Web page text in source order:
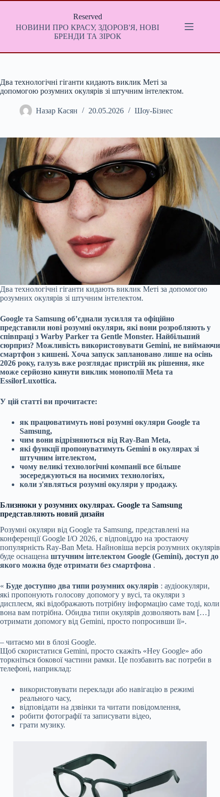
Перейти
Reserved
НОВИНИ ПРО КРАСУ, ЗДОРОВ'Я, НОВІ
БРЕНДИ ТА ЗІРОК
Два технологічні гіганти кидають виклик Меті за
допомогою розумних окулярів зі штучним інтелектом.
Назар Касян 20.05.2026 Шоу-Бізнес
Два технологічні гіганти кидають виклик Меті за допомогою
розумних окулярів зі штучним інтелектом.
Google та Samsung об’єднали зусилля та офіційно
представили нові розумні окуляри, які вони розробляють у
співпраці з Warby Parker та Gentle Monster. Найбільший
сюрприз? Можливість використовувати Gemini, не виймаючи
смартфон з кишені. Хоча запуск заплановано лише на осінь
2026 року, галузь вже розглядає пристрій як рішення, яке
може серйозно кинути виклик монополії Meta та
EssilorLuxottica.
У цій статті ви прочитаєте:
як працюватимуть нові розумні окуляри Google та
Samsung,
чим вони відрізняються від Ray-Ban Meta,
які функції пропонуватимуть Gemini в окулярах зі
штучним інтелектом,
чому великі технологічні компанії все більше
зосереджуються на носимих технологіях,
коли з'являться розумні окуляри у продажу.
Близнюки у розумних окулярах. Google та Samsung
представляють новий дизайн
Розумні окуляри від Google та Samsung, представлені на
конференції Google I/O 2026, є відповіддю на зростаючу
популярність Ray-Ban Meta. Найновіша версія розумних окулярів
буде оснащена штучним інтелектом Google (Gemini), доступ до
якого можна буде отримати без смартфона .
« Буде доступно два типи розумних окулярів : аудіоокуляри,
які пропонують голосову допомогу у вусі, та окуляри з
дисплеєм, які відображають потрібну інформацію саме тоді, коли
вона вам потрібна. Обидва типи окулярів дозволяють вам […]
отримати допомогу від Gemini, просто попросивши її».
– читаємо ми в блозі Google.
Щоб скористатися Gemini, просто скажіть «Hey Google» або
торкніться бокової частини рамки. Це позбавить вас потреби в
телефоні, наприклад:
використовувати переклади або навігацію в режимі
реального часу,
відповідати на дзвінки та читати повідомлення,
робити фотографії та записувати відео,
грати музику.